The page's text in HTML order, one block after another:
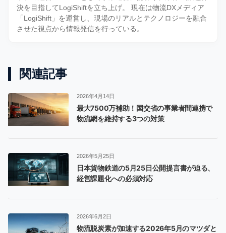
決を目指してLogiShiftを立ち上げ。 現在は物流DXメディア
「LogiShift」を運営し、現場のリアルとテクノロジーを融合
させた視点から情報発信を行っている。
関連記事
2026年4月14日
最大7500万補助！国交省の事業者間連携で
物流網を維持する3つの対策
2026年5月25日
日本貨物鉄道の5月25日公開提言書が迫る、
経営課題化への必須対応
2026年6月2日
物流脱炭素が加速する2026年5月のマツダと